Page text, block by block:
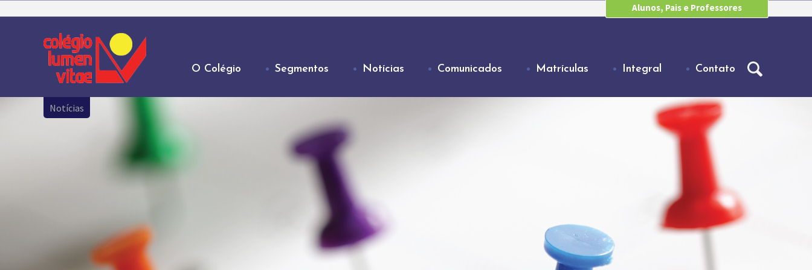
Alunos, Pais e Professores
O Colégio Segmentos Notícias Comunicados Matrículas Integral Contato
Notícias